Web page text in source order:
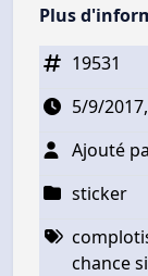
Plus
19531
5/9/
Ajouté
sticker
chance